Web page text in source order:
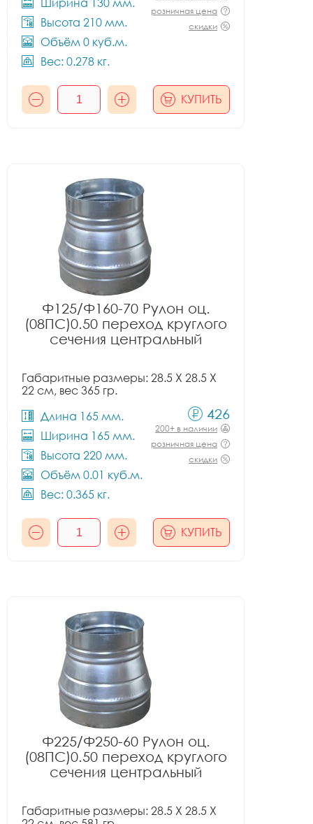
Ширина 130 мм.
Высота 210 мм.
Объём 0 куб.м.
Вес: 0.278 кг.
розничная цена
скидки
КУПИТЬ
Ф125/Ф160-70 Рулон оц.
(08ПС)0.50 переход круглого
сечения центральный
Габаритные размеры: 28.5 X 28.5 X
22 см, вес 365 гр.
Длина 165 мм.
Ширина 165 мм.
Высота 220 мм.
Объём 0.01 куб.м.
Вес: 0.365 кг.
426
200+ в наличии
розничная цена
скидки
КУПИТЬ
Ф225/Ф250-60 Рулон оц.
(08ПС)0.50 переход круглого
сечения центральный
Габаритные размеры: 28.5 X 28.5 X